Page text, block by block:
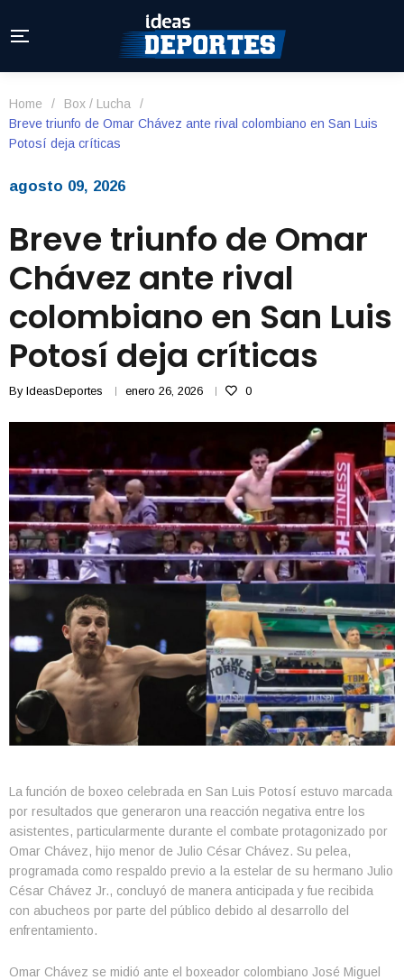
Home / Box / Lucha
/
Breve triunfo de Omar Chávez ante rival colombiano en San Luis
Potosí deja críticas
agosto 09, 2026
Breve triunfo de Omar
Chávez ante rival
colombiano en San Luis
Potosí deja críticas
By IdeasDeportes enero 26, 2026 0
La función de boxeo celebrada en San Luis Potosí estuvo marcada
por resultados que generaron una reacción negativa entre los
asistentes, particularmente durante el combate protagonizado por
Omar Chávez, hijo menor de Julio César Chávez. Su pelea,
programada como respaldo previo a la estelar de su hermano Julio
César Chávez Jr., concluyó de manera anticipada y fue recibida
con abucheos por parte del público debido al desarrollo del
enfrentamiento.
Omar Chávez se midió ante el boxeador colombiano José Miguel